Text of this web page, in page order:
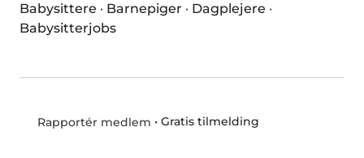
Babysittere · Barnepiger · Dagplejere ·
Babysitterjobs
Rapportér medlem • Gratis tilmelding